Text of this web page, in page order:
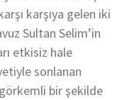
karşıya gelen iki
Sultan Selim’in
etkisiz hale
sonlanan
bir şekilde